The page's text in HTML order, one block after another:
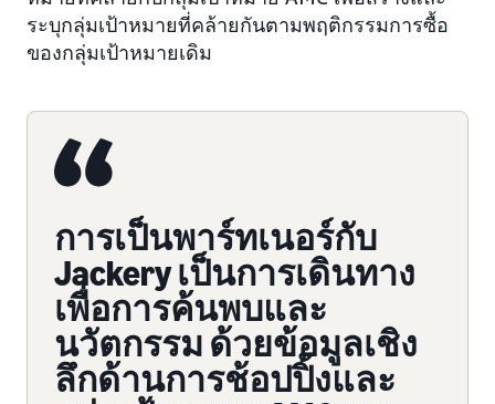
ระบุกลุ่มเป้าหมายที่คล้ายกันตามพฤติกรรมการซื้อ
ของกลุ่มเป้าหมายเดิม
การเป็นพาร์ทเนอร์กับ
Jackery เป็นการเดินทาง
เพื่อการค้นพบและ
นวัตกรรม ด้วยข้อมูลเชิง
ลึกด้านการช้อปปิ้งและ